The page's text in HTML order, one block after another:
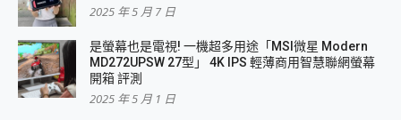
2025 年 5 月 7 日
是螢幕也是電視! 一機超多用途「MSI微星 Modern
MD272UPSW 27型」 4K IPS 輕薄商用智慧聯網螢幕
開箱 評測
2025 年 5 月 1 日